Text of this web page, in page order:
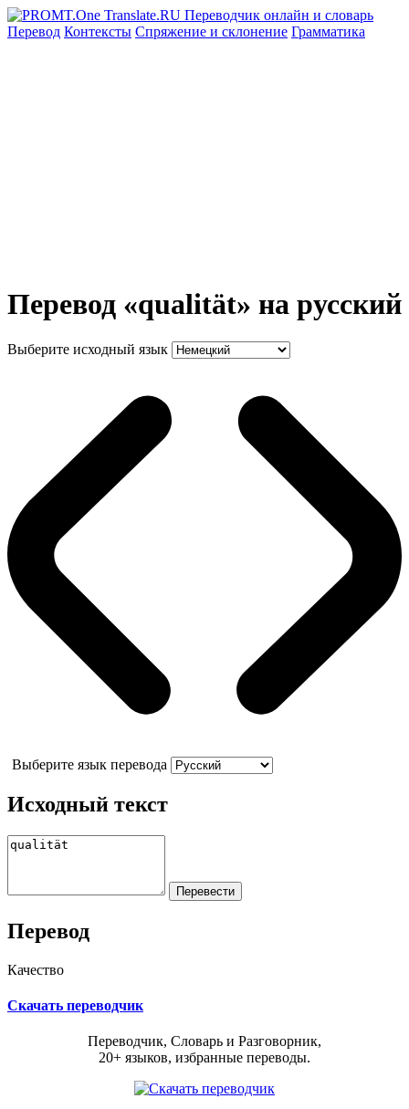
Перевод Контексты Спряжение и склонение Грамматика
Перевод «qualität» на русский
Выберите исходный язык
Выберите язык перевода
Исходный текст
Перевод
Качество
Скачать переводчик
Переводчик, Словарь и Разговорник,
20+ языков, избранные переводы.